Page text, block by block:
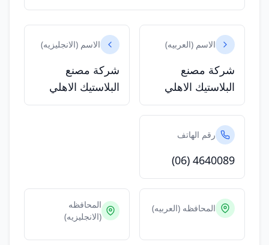
الاسم (العربيه)
شركة مصنع
البلاستيك الاهلي
الاسم (الانجليزيه)
شركة مصنع
البلاستيك الاهلي
رقم الهاتف
(06) 4640089
المحافظه (العربيه)
المحافظه
(الانجليزيه)